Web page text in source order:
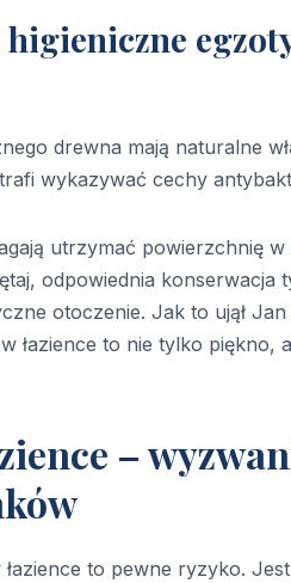
drewna mają naturalne
wykazywać cechy
utrzymać powierzchnię
odpowiednia konserwacja
otoczenie. Jak to ujął
łazience to nie tylko piękno,
–
to pewne ryzyko.